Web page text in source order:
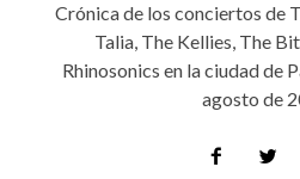
Crónica de los conciertos de
Talia, The Kellies, The
Rhinosonics en la ciudad de
agosto de